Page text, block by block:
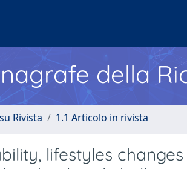
della
Rivista 1.1 Articolo in rivista
lifestyles